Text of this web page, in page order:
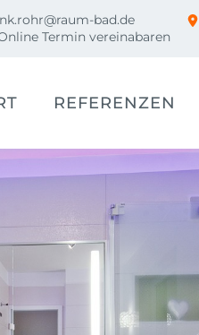
bad.de
Termin vereinabaren
REFERENZEN